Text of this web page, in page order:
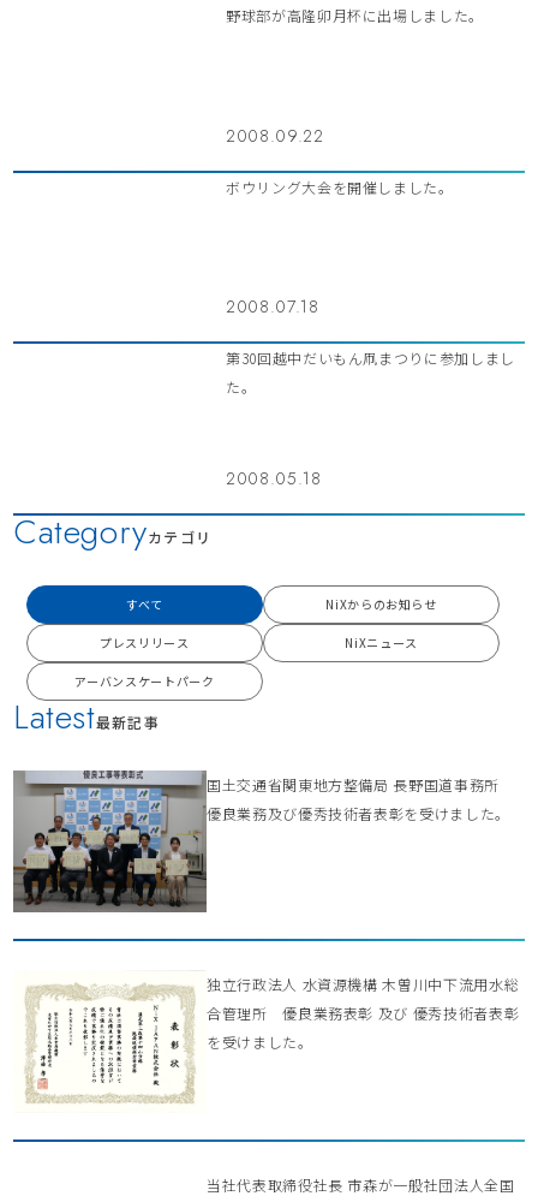
野球部が高隆卯月杯に出場しました。
2008.09.22
ボウリング大会を開催しました。
2008.07.18
第30回越中だいもん凧まつりに参加しまし
た。
2008.05.18
Latest最新記事
国土交通省関東地方整備局 長野国道事務所
優良業務及び優秀技術者表彰を受けました。
独立行政法人 水資源機構 木曽川中下流用水総
合管理所 優良業務表彰 及び 優秀技術者表彰
を受けました。
当社代表取締役社長 市森が一般社団法人全国
Categoryカテゴリ
すべて NiXからのお知らせ
プレスリリース NiXニュース
アーバンスケートパーク